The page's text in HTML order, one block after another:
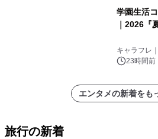
学園生活
｜2026『
キャラフレ
デザインズ
23時間前
エンタメの新着をも
旅行の新着